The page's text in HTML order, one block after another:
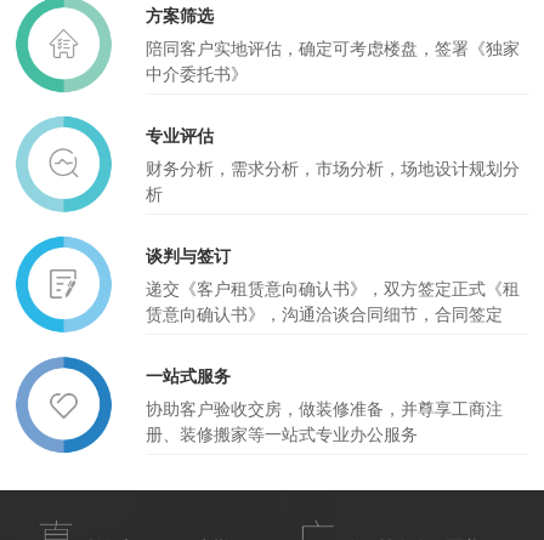
方案筛选
陪同客户实地评估，确定可考虑楼盘，签署《独家
中介委托书》
专业评估
财务分析，需求分析，市场分析，场地设计规划分
析
谈判与签订
递交《客户租赁意向确认书》，双方签定正式《租
赁意向确认书》，沟通洽谈合同细节，合同签定
一站式服务
协助客户验收交房，做装修准备，并尊享工商注
册、装修搬家等一站式专业办公服务